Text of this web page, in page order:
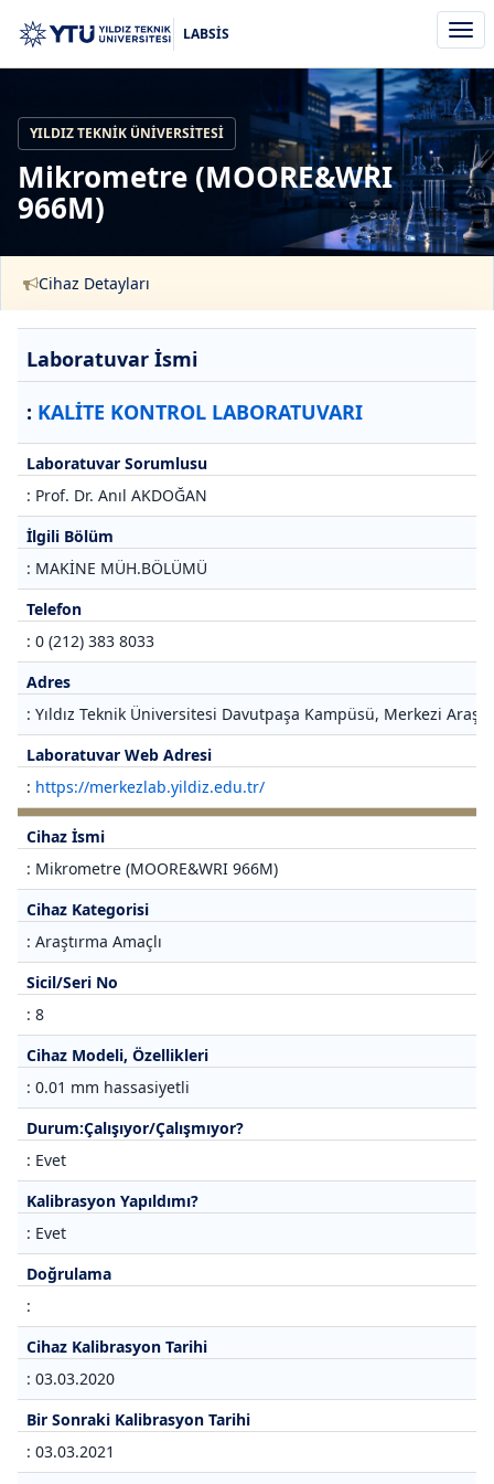
aç/
LABSİS
YILDIZ TEKNIK ÜNIVERSITESI
Mikrometre (MOORE&WRI
966M)
Cihaz Detayları
Laboratuvar İsmi
: KALİTE KONTROL LABORATUVARI
Laboratuvar Sorumlusu
: Prof. Dr. Anıl AKDOĞAN
İlgili Bölüm
: MAKİNE MÜH.BÖLÜMÜ
Telefon
: 0 (212) 383 8033
Adres
: Yıldız Teknik Üniversitesi Davutpaşa Kampüsü, Merkezi
Laboratuvar Web Adresi
: https://merkezlab.yildiz.edu.tr/
Cihaz İsmi
: Mikrometre (MOORE&WRI 966M)
Cihaz Kategorisi
: Araştırma Amaçlı
Sicil/Seri No
: 8
Cihaz Modeli, Özellikleri
: 0.01 mm hassasiyetli
Durum:Çalışıyor/Çalışmıyor?
: Evet
Kalibrasyon Yapıldımı?
: Evet
Doğrulama
:
Cihaz Kalibrasyon Tarihi
: 03.03.2020
Bir Sonraki Kalibrasyon Tarihi
: 03.03.2021